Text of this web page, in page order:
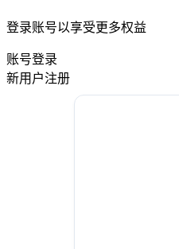
登录账号以享受更多权益
账号登录
新用户注册